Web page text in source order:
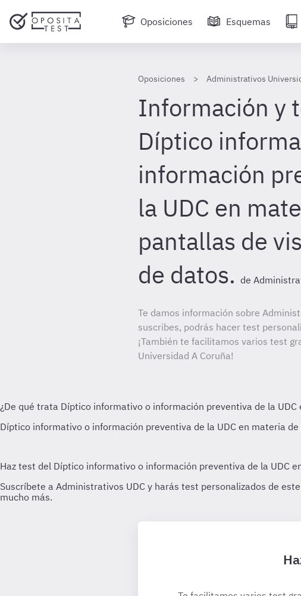
Oposiciones Esquemas
Oposiciones Administrativos
Información y
Díptico
información
la UDC en
pantallas de
de datos. de
Te damos información sobre
suscribes, podrás hacer test
¡También te facilitamos varios test
Universidad A Coruña!